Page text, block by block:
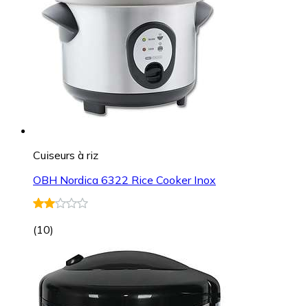
Cuiseurs à riz
OBH Nordica 6322 Rice Cooker Inox
(10)